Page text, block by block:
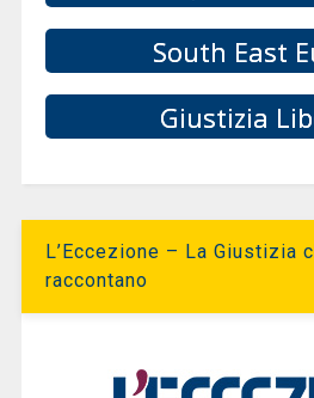
South East
Giustizia
L’Eccezione – La Giustizia
raccontano